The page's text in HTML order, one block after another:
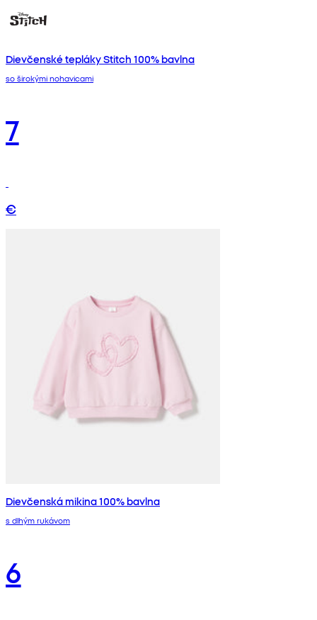
Dievčenské tepláky Stitch 100% bavlna
so širokými nohavicami
7
€
Dievčenská mikina 100% bavlna
s dlhým rukávom
6